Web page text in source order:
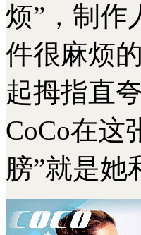
烦”，制作
件很麻烦
起拇指直
CoCo在这
膀”就是她